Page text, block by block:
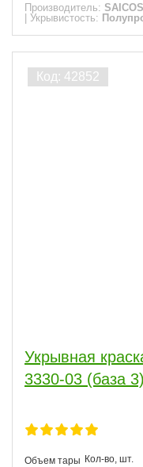
Производитель: SAICOS
Укрывистость:
Укрывная
3330-03 (база 3)
Объем тары Кол-во, шт.